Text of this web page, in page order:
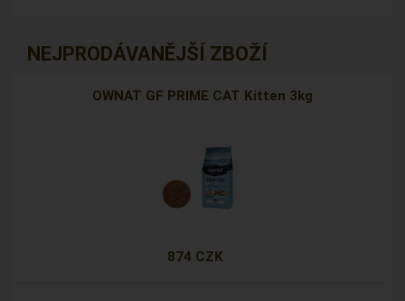
NEJPRODÁVANĚJŠÍ ZBOŽÍ
OWNAT GF PRIME CAT Kitten 3kg
874 CZK